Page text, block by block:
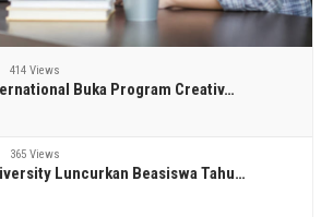
414 Views
Buka Program Creativ…
365 Views
Luncurkan Beasiswa Tahu…